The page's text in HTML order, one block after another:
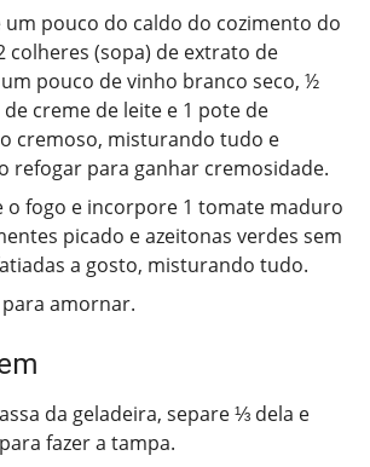
um pouco do caldo do cozimento do
colheres (sopa) de extrato de
pouco de vinho branco seco, ½
de creme de leite e 1 pote de
cremoso, misturando tudo e
refogar para ganhar cremosidade.
o fogo e incorpore 1 tomate maduro
picado e azeitonas verdes sem
a gosto, misturando tudo.
para amornar.
da geladeira, separe ⅓ dela e
fazer a tampa.